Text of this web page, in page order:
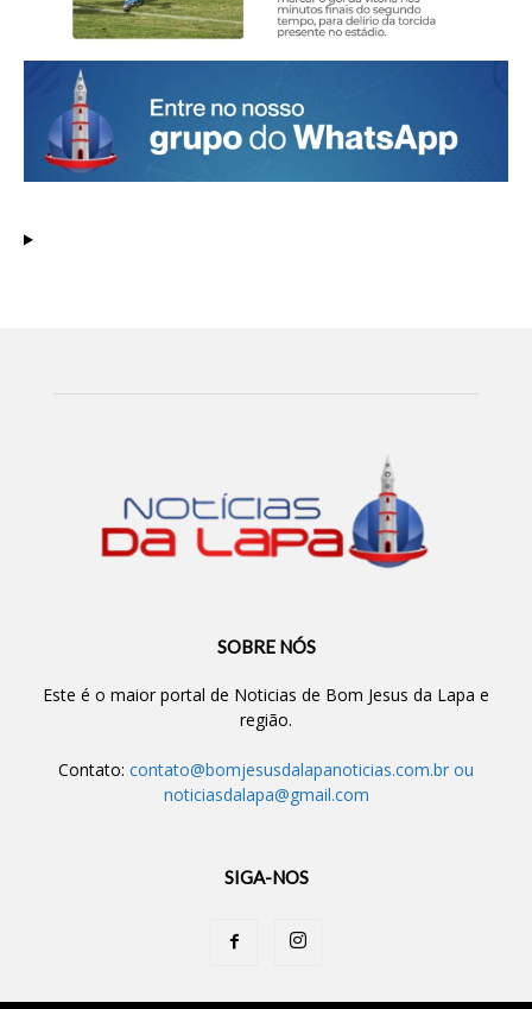
SOBRE NÓS
Este é o maior portal de Noticias de Bom Jesus da Lapa e
região.
Contato: contato@bomjesusdalapanoticias.com.br ou
noticiasdalapa@gmail.com
SIGA-NOS